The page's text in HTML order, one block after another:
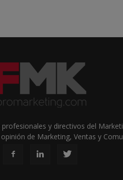
y directivos del
de Marketing, Ventas y